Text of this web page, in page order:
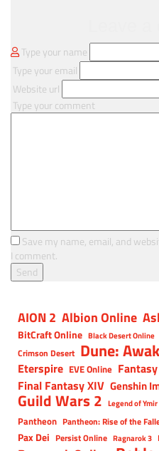
Type your name
Type your email
Website url
Type your comment
Save my name, email, and
I comment.
AION 2 Albion Online
BitCraft Online Black Desert Online
Crimson Desert Dune:
Eterspire EVE Online
Final Fantasy XIV Genshin
Guild Wars 2 Legend of Ymir
Pantheon Pantheon: Rise of the
Pax Dei Persist Online Ragnarok 3